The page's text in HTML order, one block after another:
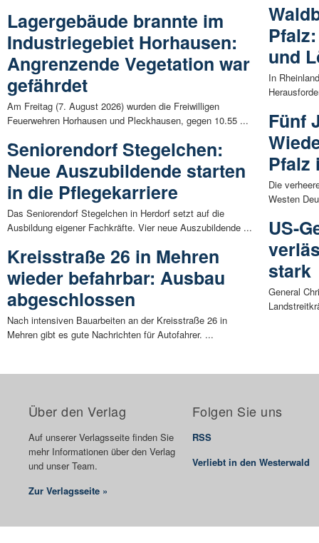
Lagergebäude brannte im
Industriegebiet Horhausen:
Angrenzende Vegetation war
gefährdet
Am Freitag (7. August 2026) wurden die Freiwilligen
Feuerwehren Horhausen und Pleckhausen, gegen 10.55 ...
Seniorendorf Stegelchen:
Neue Auszubildende starten
in die Pflegekarriere
Das Seniorendorf Stegelchen in Herdorf setzt auf die
Ausbildung eigener Fachkräfte. Vier neue Auszubildende ...
Kreisstraße 26 in Mehren
wieder befahrbar: Ausbau
abgeschlossen
Nach intensiven Bauarbeiten an der Kreisstraße 26 in
Mehren gibt es gute Nachrichten für Autofahrer. ...
und
In
Fünf
Pfalz
Die
Westen
US-
stark
General
Über den Verlag
Auf unserer Verlagsseite finden Sie
mehr Informationen über den Verlag
und unser Team.
Zur Verlagsseite »
Folgen Sie uns
RSS
Verliebt in den Westerwald